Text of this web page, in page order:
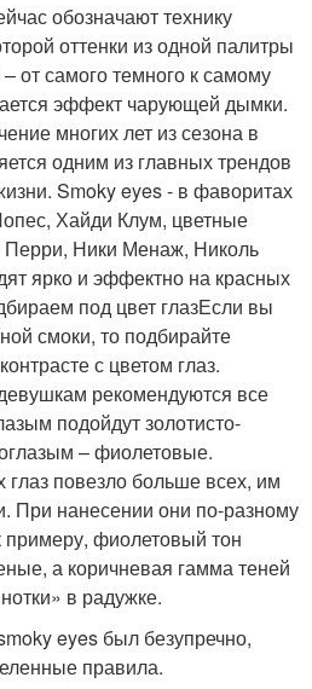
обозначают технику
оттенки из одной палитры
от самого темного к самому
эффект чарующей дымки.
многих лет из сезона в
одним из главных трендов
Smoky eyes - в фаворитах
Хайди Клум, цветные
Перри, Ники Менаж, Николь
ярко и эффектно на красных
под цвет глазЕсли вы
смоки, то подбирайте
с цветом глаз.
рекомендуются все
подойдут золотисто-
– фиолетовые.
повезло больше всех, им
При нанесении они по-разному
примеру, фиолетовый тон
а коричневая гамма теней
в радужке.
eyes был безупречно,
правила.